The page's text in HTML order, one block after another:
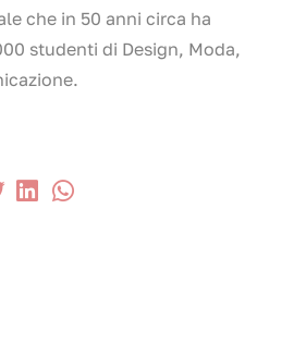
che in 50 anni circa ha
studenti di Design, Moda,